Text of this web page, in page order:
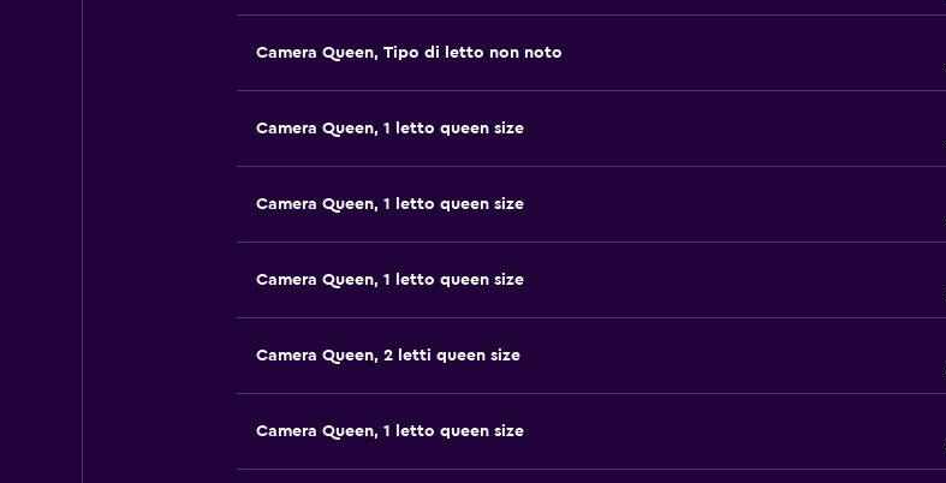
Camera Queen, Tipo di letto non noto
Camera Queen, 1 letto queen size
Camera Queen, 1 letto queen size
Camera Queen, 1 letto queen size
Camera Queen, 2 letti queen size
Camera Queen, 1 letto queen size